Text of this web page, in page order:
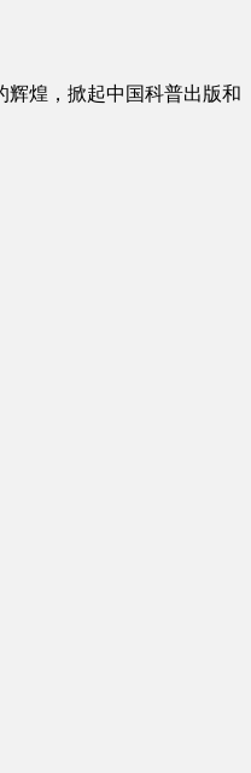
辉煌，掀起中国科普出版和